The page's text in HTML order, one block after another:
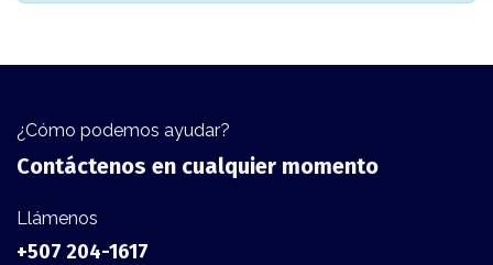
¿Cómo podemos ayudar?
Contáctenos en cualquier momento
Llámenos
+507 204-1617​